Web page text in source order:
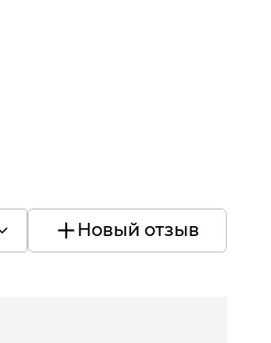
Новый отзыв